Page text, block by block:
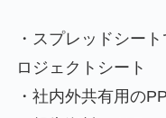
・スプレッドシー
ロジェクトシート
・社内外共有用の